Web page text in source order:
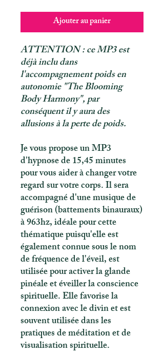
Ajouter au panier
ATTENTION : ce MP3 est
déjà inclu dans
l'accompagnement poids en
autonomie "The Blooming
Body Harmony", par
conséquent il y aura des
allusions à la perte de poids.
Je vous propose un MP3
d'hypnose de 15,45 minutes
pour vous aider à changer votre
regard sur votre corps. Il sera
accompagné d'une musique de
guérison (battements binauraux)
à 963hz, idéale pour cette
thématique puisqu'elle est
également connue sous le nom
de fréquence de l'éveil, est
utilisée pour activer la glande
pinéale et éveiller la conscience
spirituelle. Elle favorise la
connexion avec le divin et est
souvent utilisée dans les
pratiques de méditation et de
visualisation spirituelle.